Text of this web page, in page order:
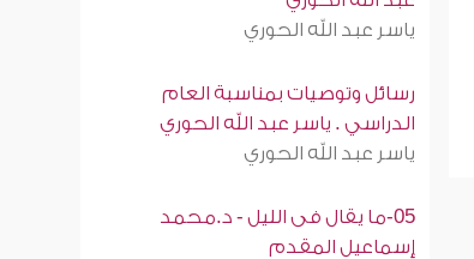
ياسر عبد الله الحوري
رسائل وتوصيات بمناسبة العام
الدراسي . ياسر عبد الله الحوري
ياسر عبد الله الحوري
05-ما يقال فى الليل - د.محمد
إسماعيل المقدم